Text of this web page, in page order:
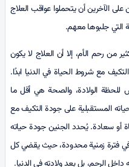
الآخرين أن يتحملوا عواقب العلاج
التي جلبوها معهم.
من رحم الأم، إلا أن العلاج لا يكون
مع شروط الحياة في الدنيا ابدًا.
الولادة، والصحة هي أقل ما
المستقبلية على جودة التكيف مع
أو سعادة. يُحدد الجنين جودة حياته
في فترة زمنية محدودة، حیث يقضي كل
الرحم، بل بعد ولادته في الدنيا.